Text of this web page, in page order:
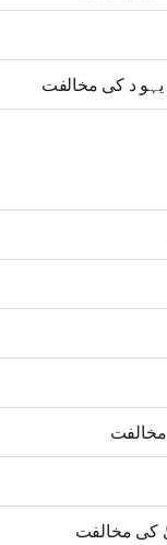
د کی مخالفت
کی مخالفت